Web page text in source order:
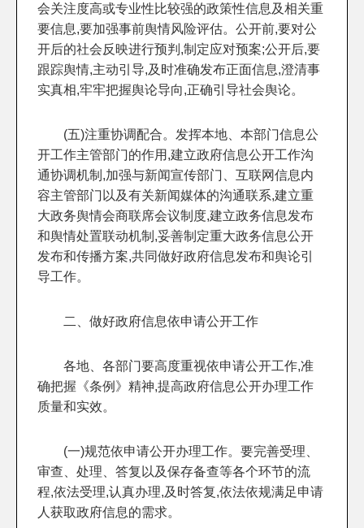
会关注度高或专业性比较强的政策性信息及相关重
要信息,要加强事前舆情风险评估。公开前,要对公
开后的社会反映进行预判,制定应对预案;公开后,要
跟踪舆情,主动引导,及时准确发布正面信息,澄清事
实真相,牢牢把握舆论导向,正确引导社会舆论。
(五)注重协调配合。发挥本地、本部门信息公
开工作主管部门的作用,建立政府信息公开工作沟
通协调机制,加强与新闻宣传部门、互联网信息内
容主管部门以及有关新闻媒体的沟通联系,建立重
大政务舆情会商联席会议制度,建立政务信息发布
和舆情处置联动机制,妥善制定重大政务信息公开
发布和传播方案,共同做好政府信息发布和舆论引
导工作。
二、做好政府信息依申请公开工作
各地、各部门要高度重视依申请公开工作,准
确把握《条例》精神,提高政府信息公开办理工作
质量和实效。
(一)规范依申请公开办理工作。要完善受理、
审查、处理、答复以及保存备查等各个环节的流
程,依法受理,认真办理,及时答复,依法依规满足申请
人获取政府信息的需求。